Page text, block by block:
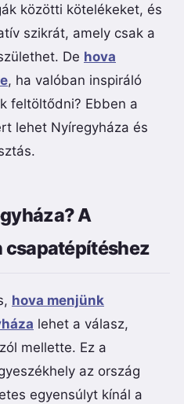
közötti kötelékeket, és
szikrát, amely csak a
De hova
, ha valóban inspiráló
feltöltődni? Ebben a
lehet Nyíregyháza és
A
csapatépítéshez
hova menjünk
lehet a válasz,
mellette. Ez a
az ország
egyensúlyt kínál a